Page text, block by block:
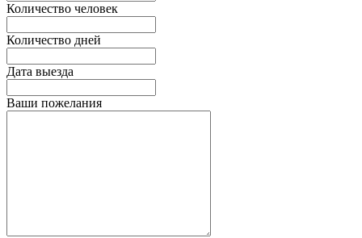
Количество человек
Количество дней
Дата выезда
Ваши пожелания